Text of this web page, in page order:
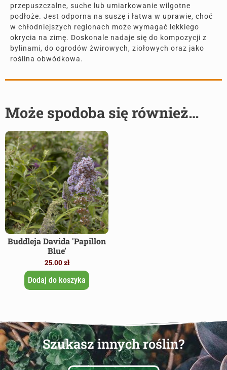
przepuszczalne, suche lub umiarkowanie wilgotne
podłoże. Jest odporna na suszę i łatwa w uprawie, choć
w chłodniejszych regionach może wymagać lekkiego
okrycia na zimę. Doskonale nadaje się do kompozycji z
bylinami, do ogrodów żwirowych, ziołowych oraz jako
roślina obwódkowa.
Może spodoba się również…
Buddleja Davida 'Papillon
Blue’
25.00zł
Dodaj do koszyka
Szukasz innych roślin?